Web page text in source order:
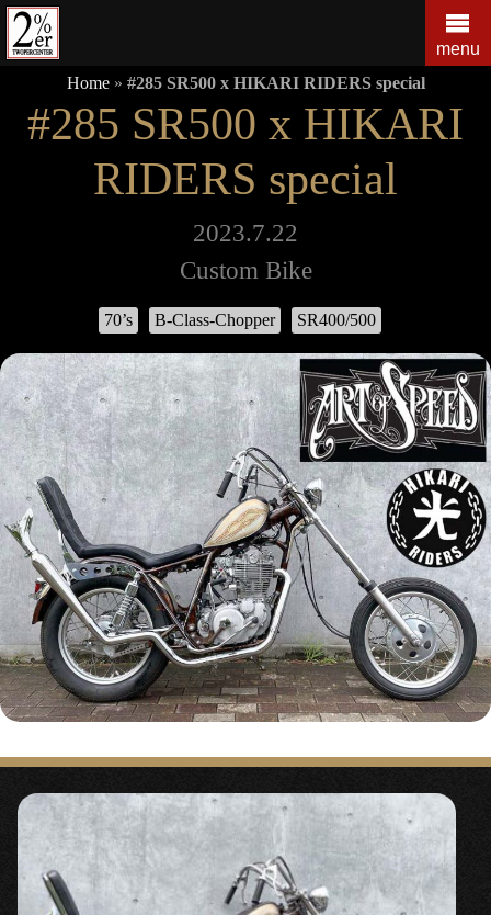
コ
ン
テ
menu
Home» #285 SR500 x HIKARI RIDERS special
#285 SR500 x HIKARI
RIDERS special
2023.7.22
Custom Bike
70’s B-Class-Chopper SR400/500